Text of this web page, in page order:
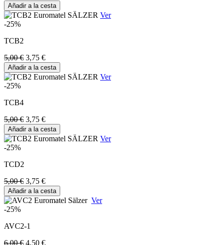
Añadir a la cesta
Ver
-25%
TCB2
5,00 € 3,75 €
Añadir a la cesta
Ver
-25%
TCB4
5,00 € 3,75 €
Añadir a la cesta
Ver
-25%
TCD2
5,00 € 3,75 €
Añadir a la cesta
Ver
-25%
AVC2-1
6,00 € 4,50 €